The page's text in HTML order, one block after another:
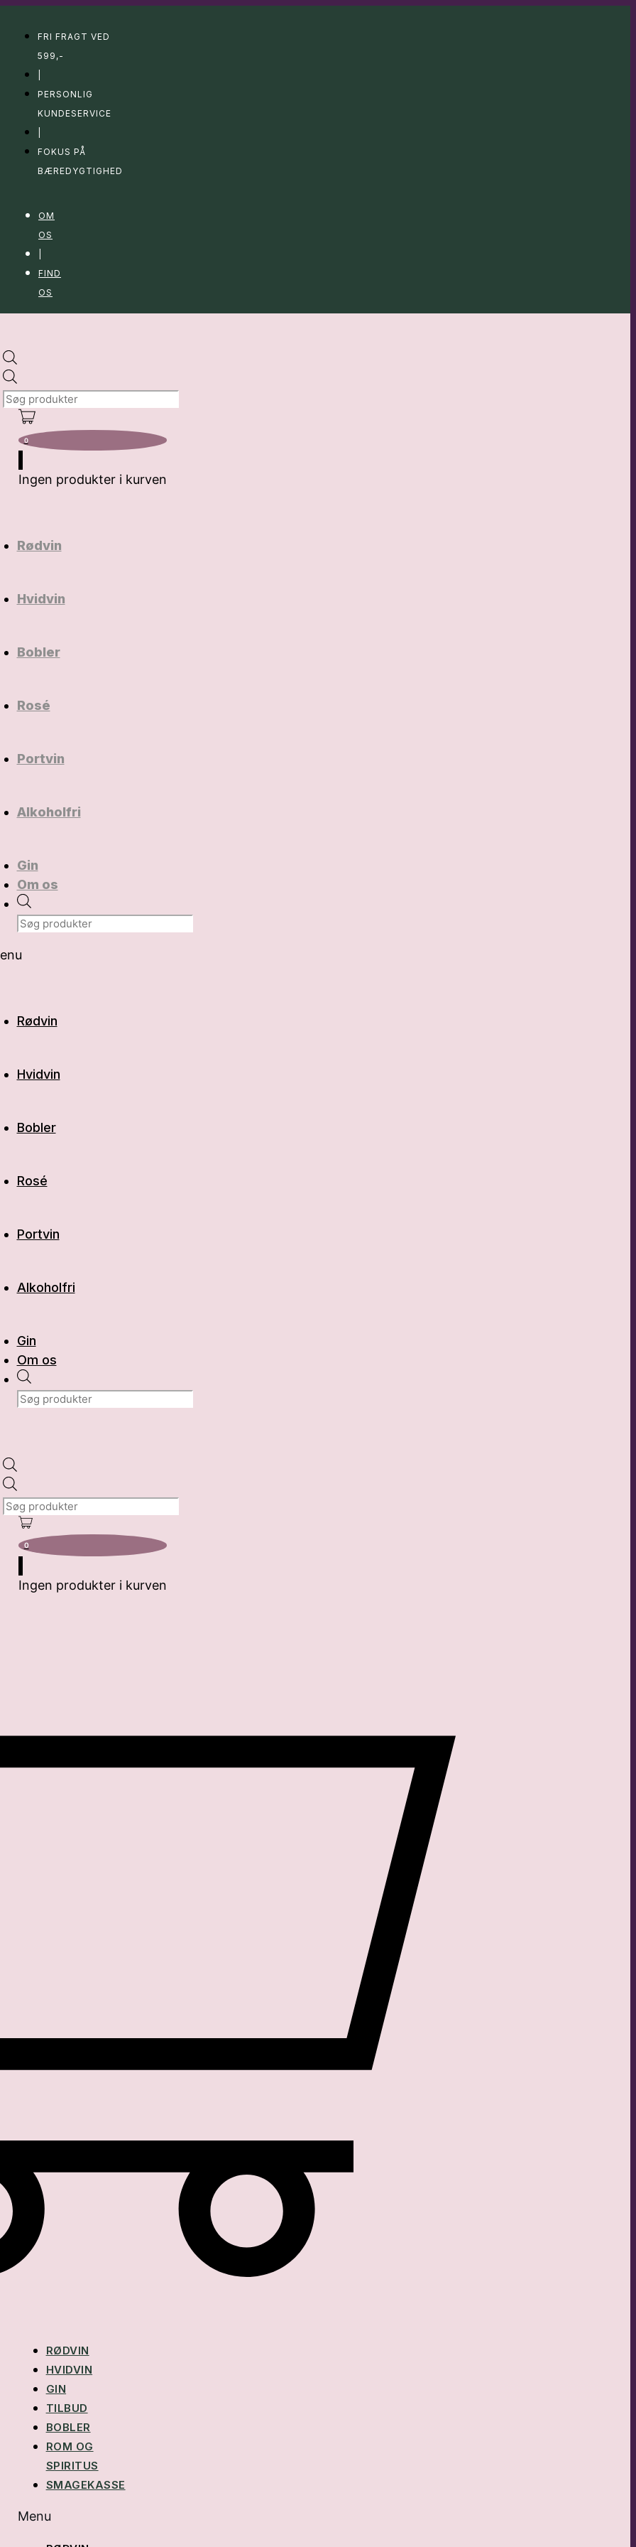
FRI FRAGT VED
599,-
PERSONLIG
KUNDESERVICE
FOKUS PÅ
BÆREDYGTIGHED
OM
OS
FIND
OS
Products
search
0
Ingen produkter i kurven
Rødvin
Hvidvin
Bobler
Rosé
Portvin
Alkoholfri
Gin
Om os
Products
search
Rødvin
Hvidvin
Bobler
Rosé
Portvin
Alkoholfri
Gin
Om os
Products
search
Products
search
0
Ingen produkter i kurven
RØDVIN
HVIDVIN
GIN
TILBUD
BOBLER
ROM OG
SPIRITUS
SMAGEKASSE
Menu